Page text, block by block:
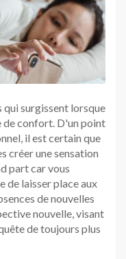
qui surgissent lorsque
de confort. D'un point
il est certain que
créer une sensation
part car vous
de laisser place aux
de nouvelles
nouvelle, visant
de toujours plus